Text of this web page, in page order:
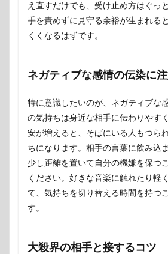
え直すだけでも、受け止め方はぐっ
手を責めずに見守る余裕が生まれる
くくなるはずです。
ネガティブな感情の伝染に
特に意識したいのが、ネガティブな
の気持ちは身近な相手に伝わりやす
安が増えると、そばにいる人もつら
ちになります。相手の言葉に飲み込
少し距離を置いて自分の機嫌を保つ
ください。好きな音楽に触れたり軽
て、気持ちを切り替える時間を持つ
す。
大殺界の相手と接するコツ